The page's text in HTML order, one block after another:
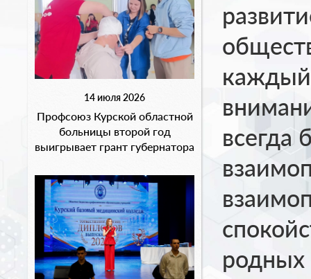
14 июля 2026
Профсоюз Курской областной
больницы второй год
выигрывает грант губернатора
каждый
всегда
родных